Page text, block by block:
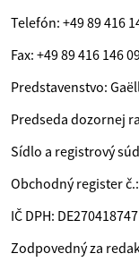
Telefón: +49 89 416
Fax: +49 89 416 146
Predstavenstvo:
Predseda dozornej
Sídlo a registrový
Obchodný register č.:
IČ DPH: DE270418747
Zodpovedný za